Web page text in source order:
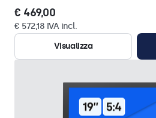
€ 469,00
€ 572,18 IVA incl.
Visualizza